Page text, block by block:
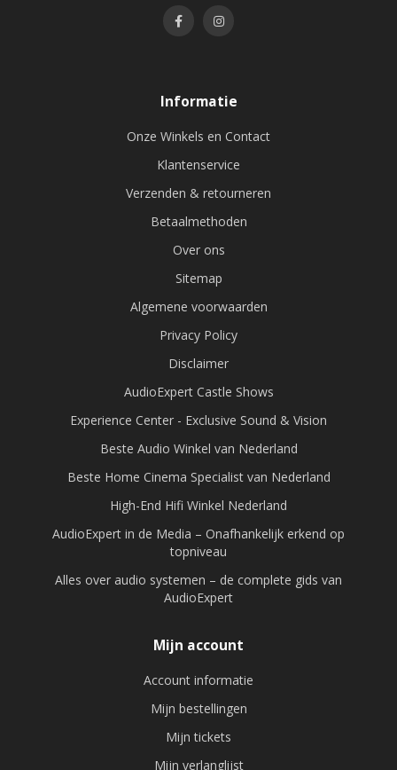
Informatie
Onze Winkels en Contact
Klantenservice
Verzenden & retourneren
Betaalmethoden
Over ons
Sitemap
Algemene voorwaarden
Privacy Policy
Disclaimer
AudioExpert Castle Shows
Experience Center - Exclusive Sound & Vision
Beste Audio Winkel van Nederland
Beste Home Cinema Specialist van Nederland
High-End Hifi Winkel Nederland
AudioExpert in de Media – Onafhankelijk erkend op
topniveau
Alles over audio systemen – de complete gids van
AudioExpert
Mijn account
Account informatie
Mijn bestellingen
Mijn tickets
Mijn verlanglijst